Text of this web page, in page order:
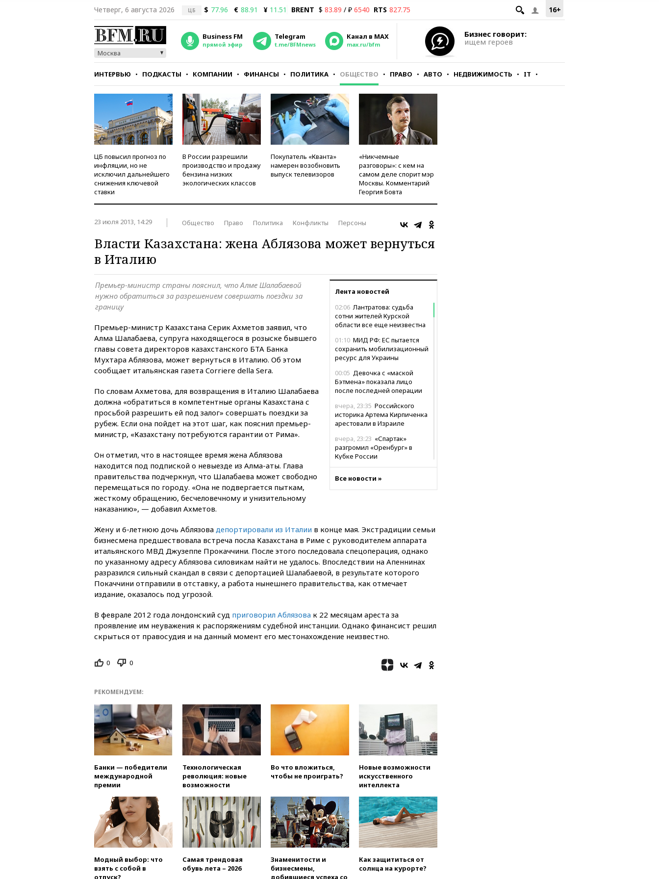
16+
Четверг, 6 августа 2026 ЦБ $ 77.96 € 88.91 ¥ 11.51 BRENT $ 83.89 / ₽ 6540 RTS 827.75
Москва
Business FM
прямой эфир
Telegram
t.me/BFMnews
Канал в MAX
max.ru/bfm
Бизнес говорит:
ищем героев
ИНТЕРВЬЮ ПОДКАСТЫ КОМПАНИИ ФИНАНСЫ ПОЛИТИКА ОБЩЕСТВО ПРАВО АВТО НЕДВИЖИМОСТЬ IT
СТИЛЬ ТЕСТЫ
ЦБ повысил прогноз по
инфляции, но не
исключил дальнейшего
снижения ключевой
ставки
В России разрешили
производство и продажу
бензина низких
экологических классов
Покупатель «Кванта»
намерен возобновить
выпуск телевизоров
«Никчемные
разговоры»: с кем на
самом деле спорит мэр
Москвы. Комментарий
Георгия Бовта
23 июля 2013, 14:29 Общество Право Политика Конфликты Персоны
Власти Казахстана: жена Аблязова может вернуться
в Италию
Лента новостей
02:06 Лантратова: судьба
сотни жителей Курской
области все еще неизвестна
01:10 МИД РФ: ЕС пытается
сохранить мобилизационный
ресурс для Украины
00:05 Девочка с «маской
Бэтмена» показала лицо
после последней операции
вчера, 23:35 Российского
историка Артема Кирпиченка
арестовали в Израиле
вчера, 23:23 «Спартак»
разгромил «Оренбург» в
Кубке России
X о миграционном кризисе в
Сеуте набрал миллион
означает прекращения
производства телевизоров в
РФ
вчера, 22:35Семь грузовых
вагонов сошли с рельсов в
Оренбургской области
доходы российского бюджета
вчера, 22:15Аксаков: ЦБ
согласовал первый стандарт
Организаторы
«Интервидения»
вчера, 21:35
подготовили концепцию
развития театрального
искусства до 2035 года
вчера, 21:21Правительство
РФ разрешило продажу
экологических классов
вчера, 21:15 Путин обсудил с
Машковым 150-летие Союза
театральных деятелей
вчера, 20:47Newsweek:
«взрывная» диарея охватила
47 из 50 штатов США
сбила 200 украинских
беспилотников
Все новости »
Премьер-министр страны пояснил, что Алме Шалабаевой
нужно обратиться за разрешением совершать поездки за
границу
Премьер-министр Казахстана Серик Ахметов заявил, что
Алма Шалабаева, супруга находящегося в розыске бывшего
главы совета директоров казахстанского БТА Банка
Мухтара Аблязова, может вернуться в Италию. Об этом
сообщает итальянская газета Corriere della Sera.
По словам Ахметова, для возвращения в Италию Шалабаева
должна «обратиться в компетентные органы Казахстана с
просьбой разрешить ей под залог» совершать поездки за
рубеж. Если она пойдет на этот шаг, как пояснил премьер-
министр, «Казахстану потребуются гарантии от Рима».
Он отметил, что в настоящее время жена Аблязова
находится под подпиской о невыезде из Алма-аты. Глава
правительства подчеркнул, что Шалабаева может свободно
перемещаться по городу. «Она не подвергается пыткам,
жесткому обращению, бесчеловечному и унизительному
наказанию», — добавил Ахметов.
Жену и 6-летнюю дочь Аблязова депортировали из Италии в конце мая. Экстрадиции семьи
бизнесмена предшествовала встреча посла Казахстана в Риме с руководителем аппарата
итальянского МВД Джузеппе Прокаччини. После этого последовала спецоперация, однако
по указанному адресу Аблязова силовикам найти не удалось. Впоследствии на Апеннинах
разразился сильный скандал в связи с депортацией Шалабаевой, в результате которого
Покаччини отправили в отставку, а работа нынешнего правительства, как отмечает
издание, оказалось под угрозой.
В феврале 2012 года лондонский суд приговорил Аблязова к 22 месяцам ареста за
проявление им неуважения к распоряжениям судебной инстанции. Однако финансист решил
скрыться от правосудия и на данный момент его местонахождение неизвестно.
0 0
РЕКОМЕНДУЕМ:
Банки — победители
международной
премии
Технологическая
революция: новые
возможности
Во что вложиться,
чтобы не проиграть?
Новые возможности
искусственного
интеллекта
Модный выбор: что
взять с собой в
отпуск?
Самая трендовая
обувь лета – 2026
Знаменитости и
бизнесмены,
добившиеся успеха со
Как защититься от
солнца на курорте?